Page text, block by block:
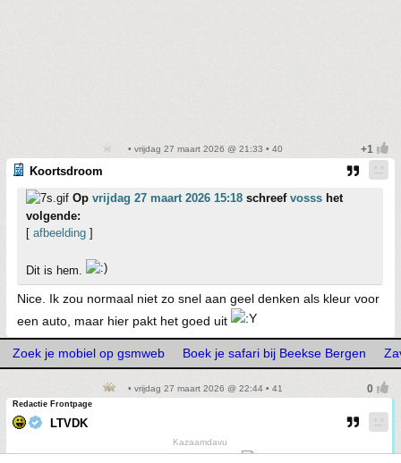
• vrijdag 27 maart 2026 @ 21:33 • 40
Koortsdroom
Op vrijdag 27 maart 2026 15:18 schreef vosss het
volgende:
[ afbeelding ]
Dit is hem.
Nice. Ik zou normaal niet zo snel aan geel denken als kleur voor
een auto, maar hier pakt het goed uit
Zoek je mobiel op gsmweb Boek je safari bij Beekse Bergen
• vrijdag 27 maart 2026 @ 22:44 • 41
Redactie Frontpage
LTVDK
Kazaamdavu